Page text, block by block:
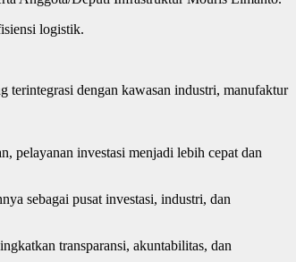
logistik.
terintegrasi dengan kawasan industri, manufaktur
pelayanan investasi menjadi lebih cepat dan
sebagai pusat investasi, industri, dan
transparansi, akuntabilitas, dan